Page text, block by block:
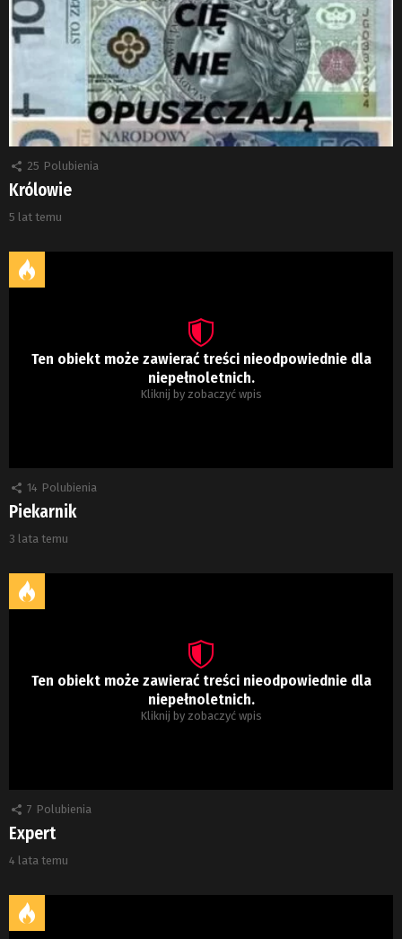
25 Polubienia
Królowie
5 lat temu
Ten obiekt może zawierać treści nieodpowiednie dla
niepełnoletnich.
Kliknij by zobaczyć wpis
14 Polubienia
Piekarnik
3 lata temu
Ten obiekt może zawierać treści nieodpowiednie dla
niepełnoletnich.
Kliknij by zobaczyć wpis
7 Polubienia
Expert
4 lata temu